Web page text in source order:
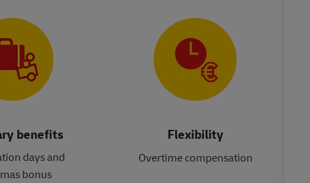
benefits
days and
bonus
Flexibility
Overtime compensation